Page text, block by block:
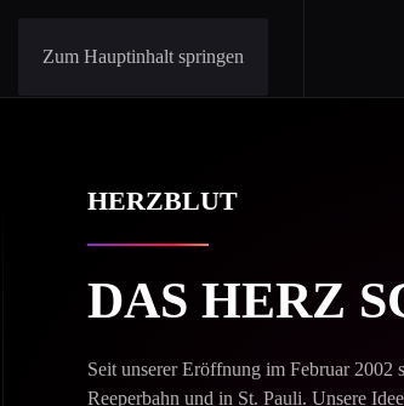
Zum Hauptinhalt springen
HERZBLUT
DAS HERZ
Seit unserer Eröffnung im Februar 2002
Reeperbahn und in St. Pauli. Unsere